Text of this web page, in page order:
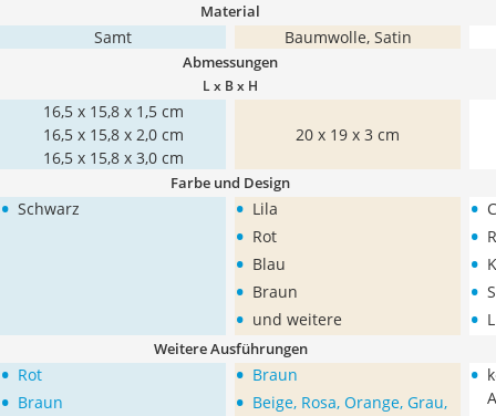
Material
Samt Baumwolle, Satin
Abmessungen
L x B x H
16,5 x 15,8 x 1,5 cm
16,5 x 15,8 x 2,0 cm
16,5 x 15,8 x 3,0 cm
20 x 19 x 3 cm
Farbe und Design
• Schwarz • Lila
• Rot
• Blau
• Braun
• und weitere
•
•
•
•
•
Weitere Ausführungen
• Rot
• Braun
• Braun
• Beige, Rosa, Orange, Grau,
•